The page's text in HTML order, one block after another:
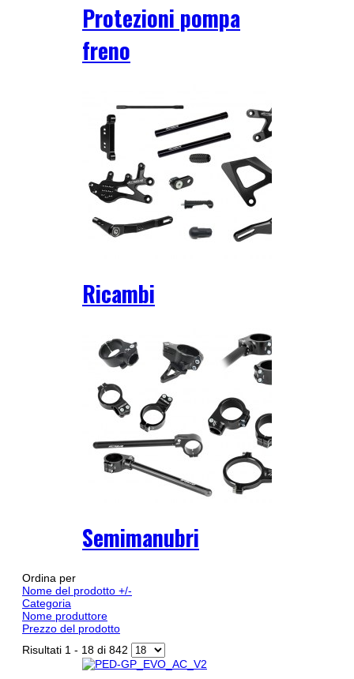
Protezioni pompa
freno
Ricambi
Semimanubri
Ordina per
Nome del prodotto +/-
Categoria
Nome produttore
Prezzo del prodotto
Risultati 1 - 18 di 842